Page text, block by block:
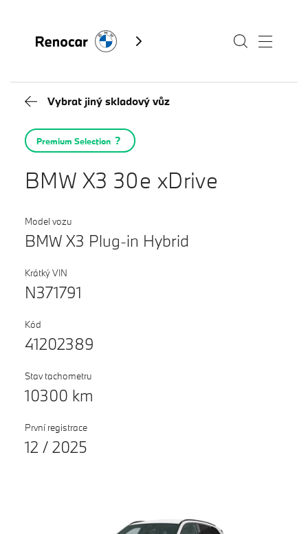
Modely
Servis
Služby
Akční nabídky BMW
Výkup vozů
BMW Premium Selection
Testovací jízda
Finanční služby
Pojištění
M Performance
Kontakty BMW
Fan e-shop
Vybrat jiný skladový vůz
Premium Selection
BMW X3 30e xDrive
Model vozu
BMW X3 Plug-in Hybrid
Krátký VIN
N371791
Kód
41202389
Stav tachometru
10300 km
První registrace
12 / 2025